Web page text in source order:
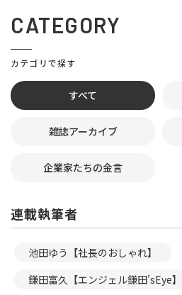
CATEGORY
カテゴリで探す
すべて
雑誌アーカイブ
企業家たちの金言
連載執筆者
池田ゆう【社長のおしゃれ】
鎌田富久【エンジェル鎌田’sEye】